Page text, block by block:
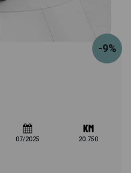
-9%
07/2025 20.750